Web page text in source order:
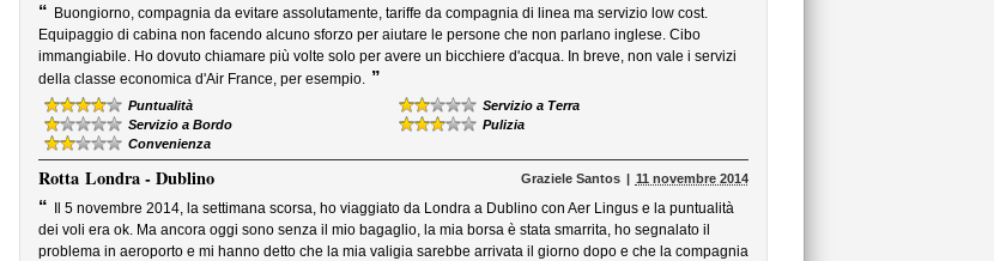
“ Buongiorno, compagnia da evitare assolutamente, tariffe da compagnia di linea ma servizio low cost.
Equipaggio di cabina non facendo alcuno sforzo per aiutare le persone che non parlano inglese. Cibo
immangiabile. Ho dovuto chiamare più volte solo per avere un bicchiere d'acqua. In breve, non vale i servizi
della classe economica d'Air France, per esempio. ”
Puntualità
Servizio a Terra
Servizio a Bordo
Pulizia
Convenienza
Rotta Londra - Dublino Graziele Santos 11 novembre 2014
“
Il 5 novembre 2014, la settimana scorsa, ho viaggiato da Londra a Dublino con Aer Lingus e la puntualità
dei voli era ok. Ma ancora oggi sono senza il mio bagaglio, la mia borsa è stata smarrita, ho segnalato il
problema in aeroporto e mi hanno detto che la mia valigia sarebbe arrivata il giorno dopo e che la compagnia